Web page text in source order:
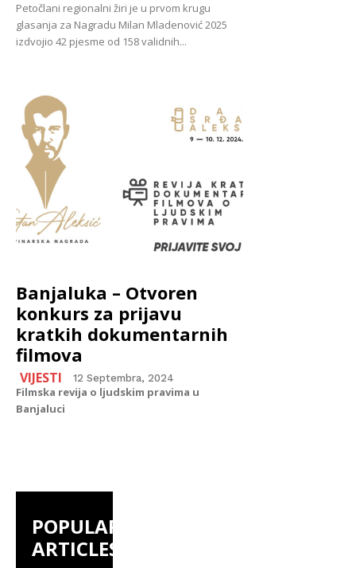
Petočlani regionalni žiri je u prvom krugu
glasanja za Nagradu Milan Mladenović 2025
izdvojio 42 pjesme od 158 validnih...
Banjaluka – Otvoren
konkurs za prijavu
kratkih dokumentarnih
filmova
VIJESTI 12 Septembra, 2024
Filmska revija o ljudskim pravima u
Banjaluci
POPULAR
ARTICLES